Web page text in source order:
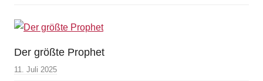
Der größte Prophet
11. Juli 2025